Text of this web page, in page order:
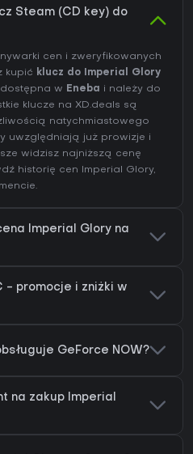
Steam (CD key) do
cen i zweryfikowanych
kupić klucz do Imperial Glory
w Eneba
i należy do
klucze na XD.deals są
natychmiastowego
uwzględniają już prowizje i
widzisz najniższą cenę
historię cen Imperial Glory,
Imperial Glory na
- promocje i zniżki w
GeForce NOW?
na zakup Imperial